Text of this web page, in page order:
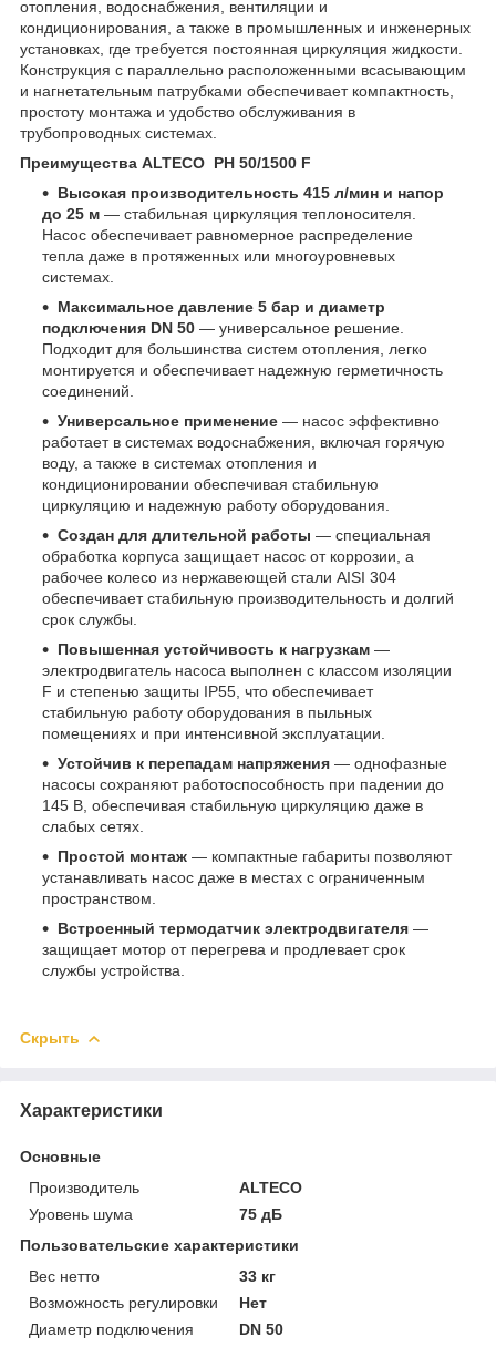
отопления, водоснабжения, вентиляции и
кондиционирования, а также в промышленных и инженерных
установках, где требуется постоянная циркуляция жидкости.
Конструкция с параллельно расположенными всасывающим
и нагнетательным патрубками обеспечивает компактность,
простоту монтажа и удобство обслуживания в
трубопроводных системах.
Преимущества ALTECO PH 50/1500 F
Высокая производительность 415 л/мин и напор
до 25 м — стабильная циркуляция теплоносителя.
Насос обеспечивает равномерное распределение
тепла даже в протяженных или многоуровневых
системах.
Максимальное давление 5 бар и диаметр
подключения DN 50 — универсальное решение.
Подходит для большинства систем отопления, легко
монтируется и обеспечивает надежную герметичность
соединений.
Универсальное применение — насос эффективно
работает в системах водоснабжения, включая горячую
воду, а также в системах отопления и
кондиционировании обеспечивая стабильную
циркуляцию и надежную работу оборудования.
Создан для длительной работы — специальная
обработка корпуса защищает насос от коррозии, а
рабочее колесо из нержавеющей стали AISI 304
обеспечивает стабильную производительность и долгий
срок службы.
Повышенная устойчивость к нагрузкам —
электродвигатель насоса выполнен с классом изоляции
F и степенью защиты IP55, что обеспечивает
стабильную работу оборудования в пыльных
помещениях и при интенсивной эксплуатации.
Устойчив к перепадам напряжения — однофазные
насосы сохраняют работоспособность при падении до
145 В, обеспечивая стабильную циркуляцию даже в
слабых сетях.
Простой монтаж — компактные габариты позволяют
устанавливать насос даже в местах с ограниченным
пространством.
Встроенный термодатчик электродвигателя —
защищает мотор от перегрева и продлевает срок
службы устройства.
Скрыть
Характеристики
Основные
Производитель
ALTECO
Уровень шума
75 дБ
Пользовательские характеристики
Вес нетто
33 кг
Возможность регулировки
Нет
Диаметр подключения
DN 50